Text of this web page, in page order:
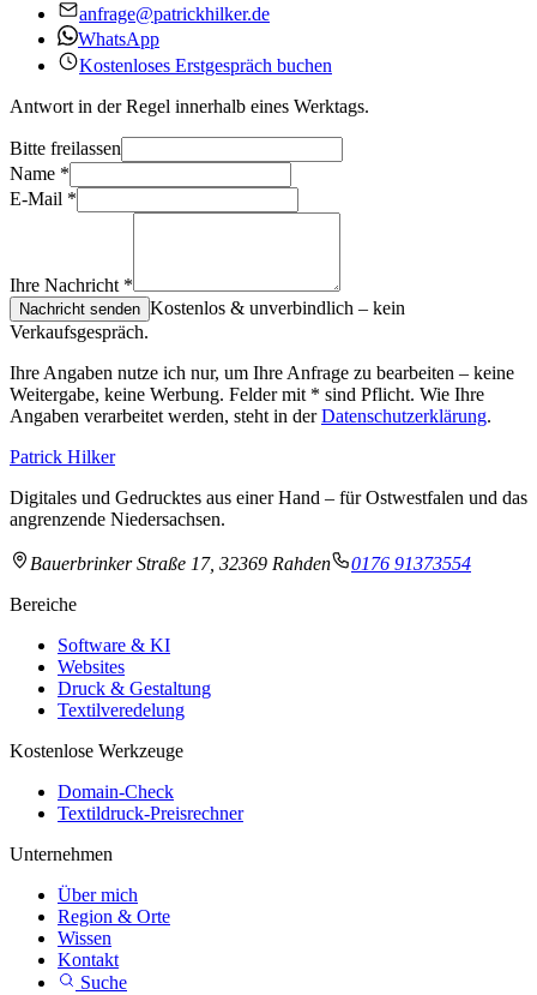
anfrage@patrickhilker.de
WhatsApp
Kostenloses Erstgespräch buchen
Antwort in der Regel innerhalb eines Werktags.
Bitte freilassen
Name *
E-Mail *
Ihre Nachricht *
Nachricht senden Kostenlos & unverbindlich – kein
Verkaufsgespräch.
Ihre Angaben nutze ich nur, um Ihre Anfrage zu bearbeiten – keine
Weitergabe, keine Werbung. Felder mit * sind Pflicht. Wie Ihre
Angaben verarbeitet werden, steht in derDatenschutzerklärung.
Patrick Hilker
Digitales und Gedrucktes aus einer Hand – für Ostwestfalen und das
angrenzende Niedersachsen.
Bauerbrinker Straße 17, 32369 Rahden
0176 91373554
Bereiche
Software & KI
Websites
Druck & Gestaltung
Textilveredelung
Kostenlose Werkzeuge
Domain-Check
Textildruck-Preisrechner
Unternehmen
Über mich
Region & Orte
Wissen
Kontakt
Suche